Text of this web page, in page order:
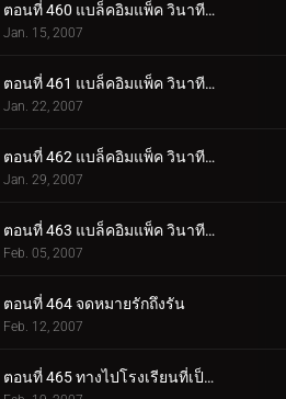
ตอนที่ 460 แบล็คอิมแพ็ค วินาทีที่อยู่ในเงื้อมมือองค์กร (ตอนพิเศษ ตอนที่ 2) ยอดนักสืบจิ๋วโคนัน เดอ_.
Jan. 15, 2007
ตอนที่ 461 แบล็คอิมแพ็ค วินาทีที่อยู่ในเงื้อมมือองค์กร (ตอนพิเศษ ตอนที่ 3) ยอดนักสืบจิ๋วโคนัน เดอ_.
Jan. 22, 2007
ตอนที่ 462 แบล็คอิมแพ็ค วินาทีที่อยู่ในเงื้อมมือองค์กร (ตอนพิเศษ ตอนที่ 4) ยอดนักสืบจิ๋วโคนัน เดอ_.
Jan. 29, 2007
ตอนที่ 463 แบล็คอิมแพ็ค วินาทีที่อยู่ในเงื้อมมือองค์กร (ตอนพิเศษ ตอนจบ) ยอดนักสืบจิ๋วโคนัน เดอะซ.
Feb. 05, 2007
ตอนที่ 464 จดหมายรักถึงรัน
Feb. 12, 2007
ตอนที่ 465 ทางไปโรงเรียนที่เป็นความลับสุดยอด (ตอนแรก)